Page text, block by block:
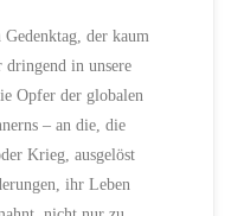
der kaum
dringend in unsere
Opfer der globalen
– an die, die
Krieg, ausgelöst
ihr Leben